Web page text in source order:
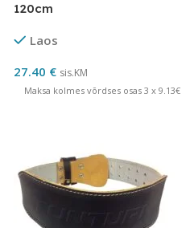
120cm
Laos
27.40 € sis.KM
Maksa kolmes võrdses osas 3 x 9.13€